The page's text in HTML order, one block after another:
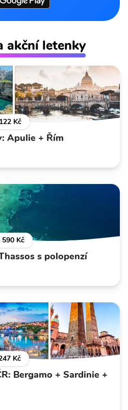
akční letenky
Kč
Apulie + Řím
590 Kč
s polopenzí
Kč
Bergamo + Sardinie +